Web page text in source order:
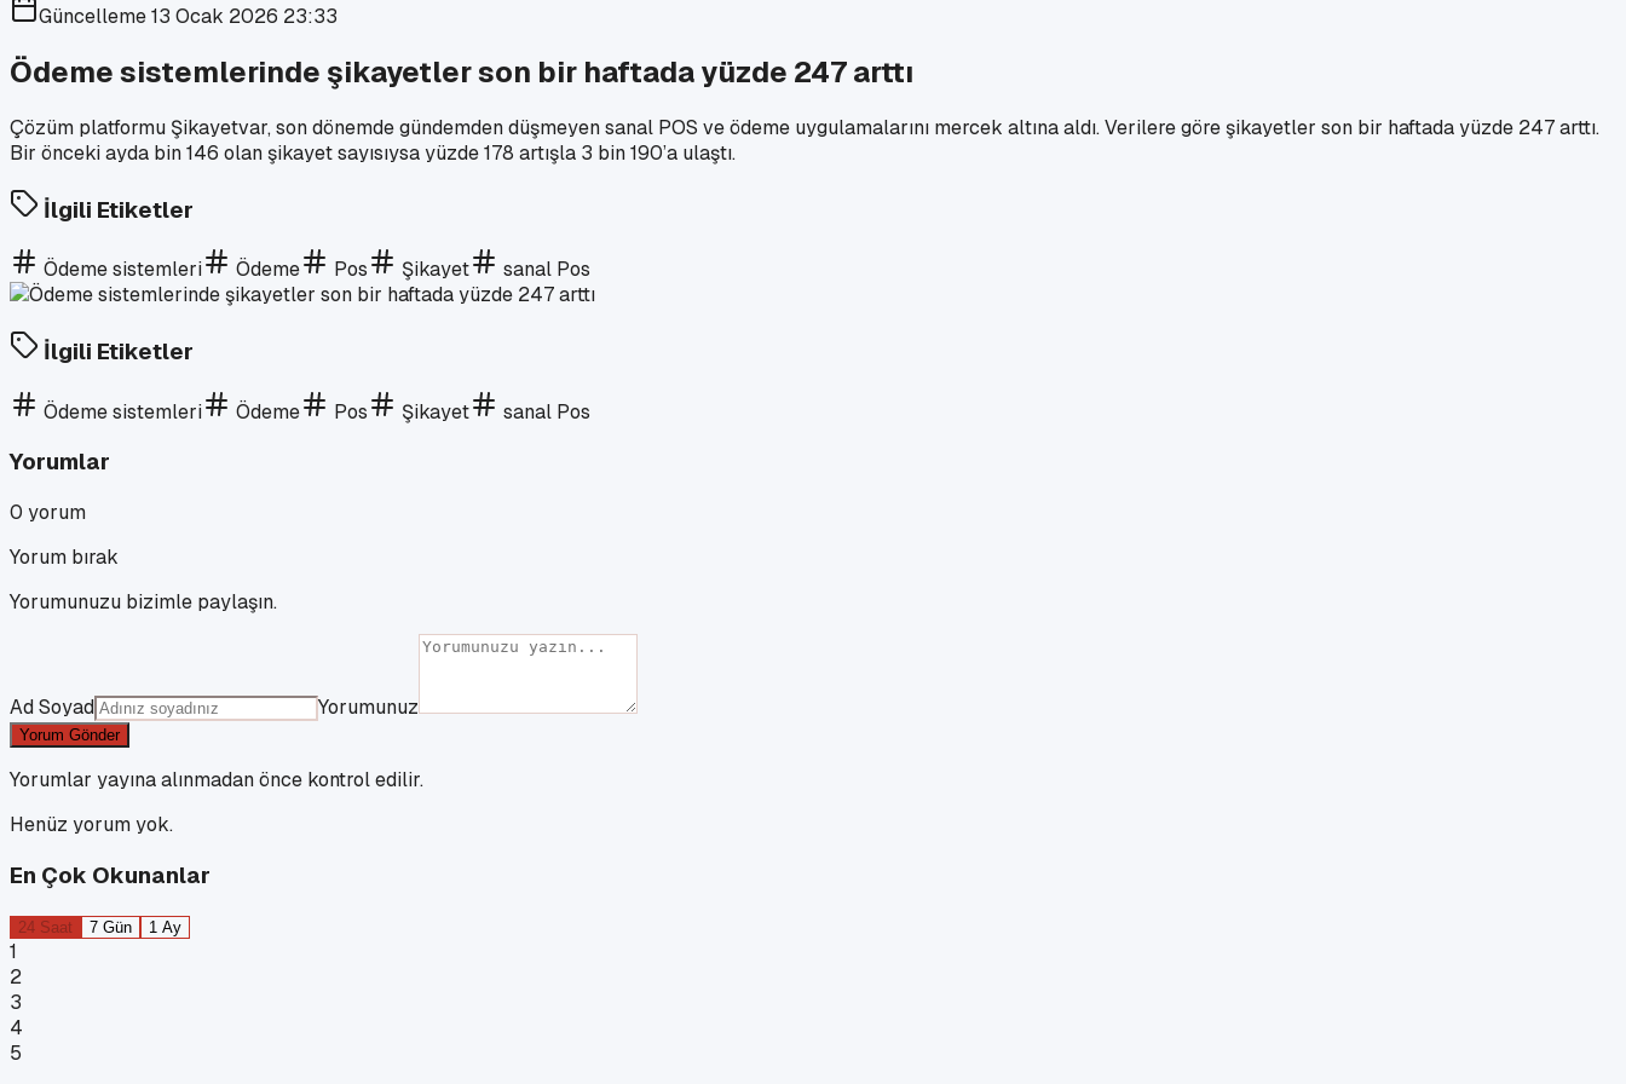
Güncelleme13 Ocak 2026 23:33
Ödeme sistemlerinde şikayetler son bir haftada yüzde 247 arttı
Çözüm platformu Şikayetvar, son dönemde gündemden düşmeyen sanal POS ve ödeme uygulamalarını mercek altına aldı. Verilere göre şikayetler son bir haftada yüzde 247 arttı.
Bir önceki ayda bin 146 olan şikayet sayısıysa yüzde 178 artışla 3 bin 190’a ulaştı.
İlgili Etiketler
Ödeme sistemleri Ödeme Pos Şikayet sanal Pos
İlgili Etiketler
Ödeme sistemleri Ödeme Pos Şikayet sanal Pos
Yorumlar
0 yorum
Yorum bırak
Yorumunuzu bizimle paylaşın.
Ad Soyad Yorumunuz
Yorum Gönder
Yorumlar yayına alınmadan önce kontrol edilir.
Henüz yorum yok.
En Çok Okunanlar
24 Saat 7 Gün 1 Ay
1
2
3
4
5